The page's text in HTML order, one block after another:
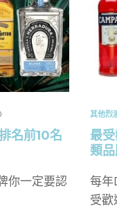
名前10名
你一定要認
其他烈
最
類
每
受歡